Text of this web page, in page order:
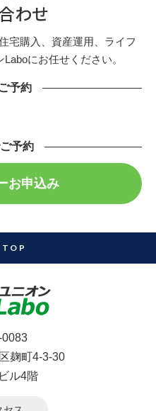
わせ
宅購入、資産運用、ライフ
にお任せください。
予約
予約
お申込み
TOP
0083
麹町4-3-30
ル4階